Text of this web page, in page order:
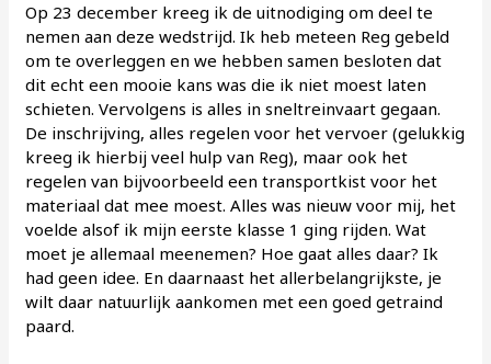
Op 23 december kreeg ik de uitnodiging om deel te
nemen aan deze wedstrijd. Ik heb meteen Reg gebeld
om te overleggen en we hebben samen besloten dat
dit echt een mooie kans was die ik niet moest laten
schieten. Vervolgens is alles in sneltreinvaart gegaan.
De inschrijving, alles regelen voor het vervoer (gelukkig
kreeg ik hierbij veel hulp van Reg), maar ook het
regelen van bijvoorbeeld een transportkist voor het
materiaal dat mee moest. Alles was nieuw voor mij, het
voelde alsof ik mijn eerste klasse 1 ging rijden. Wat
moet je allemaal meenemen? Hoe gaat alles daar? Ik
had geen idee. En daarnaast het allerbelangrijkste, je
wilt daar natuurlijk aankomen met een goed getraind
paard.